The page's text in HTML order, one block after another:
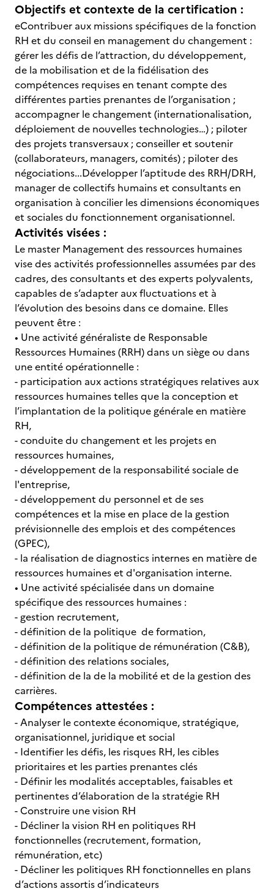
Objectifs et contexte de la certification :
eContribuer aux missions spécifiques de la fonction
RH et du conseil en management du changement :
gérer les défis de l’attraction, du développement,
de la mobilisation et de la fidélisation des
compétences requises en tenant compte des
différentes parties prenantes de l’organisation ;
accompagner le changement (internationalisation,
déploiement de nouvelles technologies…) ; piloter
des projets transversaux ; conseiller et soutenir
(collaborateurs, managers, comités) ; piloter des
négociations...Développer l’aptitude des RRH/DRH,
manager de collectifs humains et consultants en
organisation à concilier les dimensions économiques
et sociales du fonctionnement organisationnel.
Activités visées :
Le master Management des ressources humaines
vise des activités professionnelles assumées par des
cadres, des consultants et des experts polyvalents,
capables de s’adapter aux fluctuations et à
l’évolution des besoins dans ce domaine. Elles
peuvent être :
• Une activité généraliste de Responsable
Ressources Humaines (RRH) dans un siège ou dans
une entité opérationnelle :
- participation aux actions stratégiques relatives aux
ressources humaines telles que la conception et
l’implantation de la politique générale en matière
RH,
- conduite du changement et les projets en
ressources humaines,
- développement de la responsabilité sociale de
l'entreprise,
- développement du personnel et de ses
compétences et la mise en place de la gestion
prévisionnelle des emplois et des compétences
(GPEC),
- la réalisation de diagnostics internes en matière de
ressources humaines et d'organisation interne.
• Une activité spécialisée dans un domaine
spécifique des ressources humaines :
- gestion recrutement,
- définition de la politique de formation,
- définition de la politique de rémunération (C&B),
- définition des relations sociales,
- définition de la de la mobilité et de la gestion des
carrières.
Compétences attestées :
- Analyser le contexte économique, stratégique,
organisationnel, juridique et social
- Identifier les défis, les risques RH, les cibles
prioritaires et les parties prenantes clés
- Définir les modalités acceptables, faisables et
pertinentes d’élaboration de la stratégie RH
- Construire une vision RH
- Décliner la vision RH en politiques RH
fonctionnelles (recrutement, formation,
rémunération, etc)
- Décliner les politiques RH fonctionnelles en plans
d’actions assortis d’indicateurs